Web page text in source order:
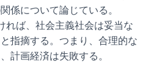
係について論じている。
れば、社会主義社会は妥当な
指摘する。つまり、合理的な
計画経済は失敗する。